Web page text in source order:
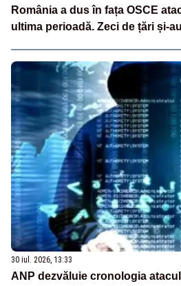
România a dus în fața OSCE
ultima perioadă. Zeci de țări și-
30 iul. 2026, 13:33
ANP dezvăluie cronologia